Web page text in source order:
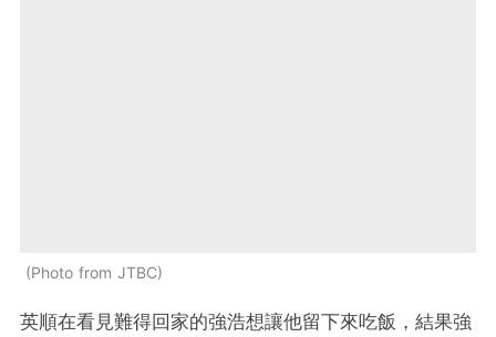
Photo from JTBC
英順在看見難得回家的強浩想讓他留下來吃飯，結果強